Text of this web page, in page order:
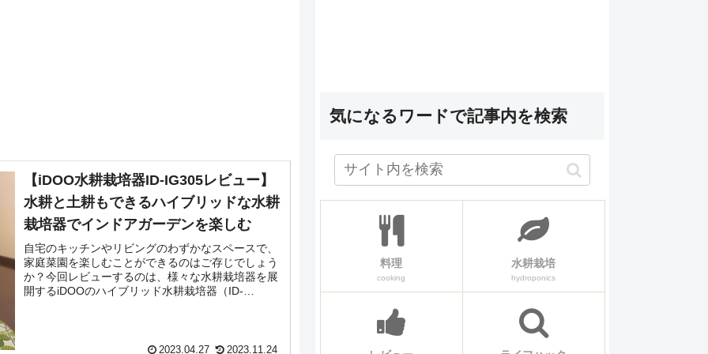
【iDOO水耕栽培器ID-IG305レビュー】
水耕と土耕もできるハイブリッドな水耕
栽培器でインドアガーデンを楽しむ
自宅のキッチンやリビングのわずかなスペースで、
家庭菜園を楽しむことができるのはご存じでしょう
か？今回レビューするのは、様々な水耕栽培器を展
開するiDOOのハイブリッド水耕栽培器（ID-
2023.04.27 2023.11.24
気になるワードで記事内を検索
料理
cooking
水耕栽培
hydroponics